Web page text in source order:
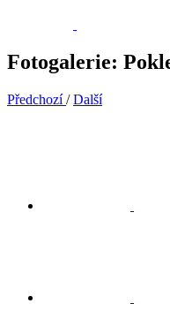
Fotogalerie:
Předchozí / Další